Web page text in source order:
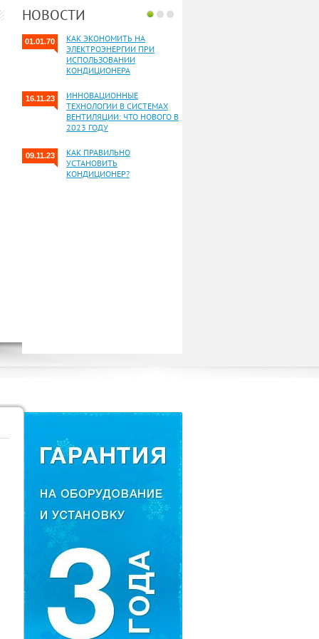
НОВОСТИ
01.01.70
КАК ЭКОНОМИТЬ НА
ЭЛЕКТРОЭНЕРГИИ ПРИ
ИСПОЛЬЗОВАНИИ
КОНДИЦИОНЕРА
16.11.23
ИННОВАЦИОННЫЕ
ТЕХНОЛОГИИ В СИСТЕМАХ
ВЕНТИЛЯЦИИ: ЧТО НОВОГО В
2023 ГОДУ
09.11.23
КАК ПРАВИЛЬНО
УСТАНОВИТЬ
КОНДИЦИОНЕР?